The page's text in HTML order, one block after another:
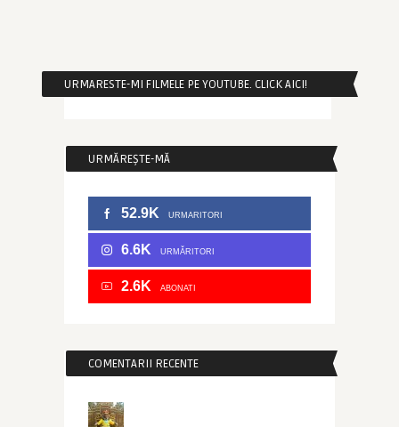
URMARESTE-MI FILMELE PE YOUTUBE. CLICK AICI!
URMĂREȘTE-MĂ
52.9K URMARITORI
6.6K URMĂRITORI
2.6K ABONATI
COMENTARII RECENTE